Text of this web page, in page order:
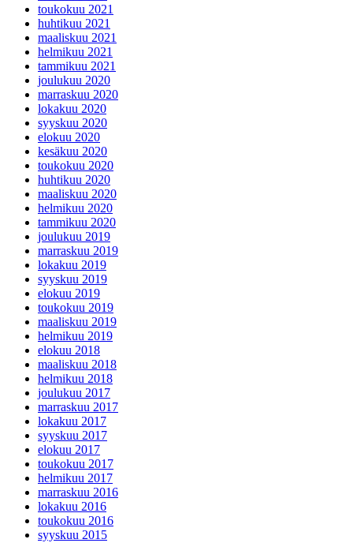
toukokuu 2021
huhtikuu 2021
maaliskuu 2021
helmikuu 2021
tammikuu 2021
joulukuu 2020
marraskuu 2020
lokakuu 2020
syyskuu 2020
elokuu 2020
kesäkuu 2020
toukokuu 2020
huhtikuu 2020
maaliskuu 2020
helmikuu 2020
tammikuu 2020
joulukuu 2019
marraskuu 2019
lokakuu 2019
syyskuu 2019
elokuu 2019
toukokuu 2019
maaliskuu 2019
helmikuu 2019
elokuu 2018
maaliskuu 2018
helmikuu 2018
joulukuu 2017
marraskuu 2017
lokakuu 2017
syyskuu 2017
elokuu 2017
toukokuu 2017
helmikuu 2017
marraskuu 2016
lokakuu 2016
toukokuu 2016
syyskuu 2015